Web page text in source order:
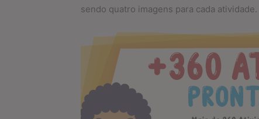
sendo quatro imagens para cada atividade.